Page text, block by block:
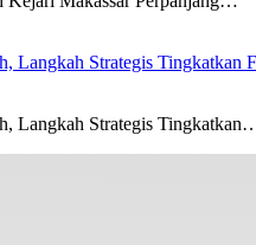
Langkah Strategis Tingkatkan
Langkah Strategis